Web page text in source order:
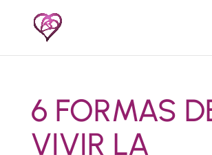
6 FORMAS
VIVIR LA